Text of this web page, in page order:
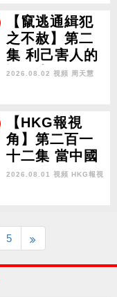
【竄逃通緝犯
之不赦】第二
集 利己害人的
許智峯Hui Chi
omes at Othe
rs' Expense
2026.08.02 視頻 周天慧
【HKG報視
角】第二百一
十二集 當中國
回敬「鐵拳」
2026.08.01 視頻 HKG報視
5